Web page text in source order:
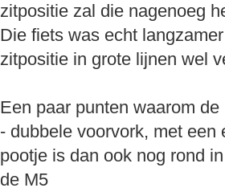
zitpositie zal die nagenoeg
Die fiets was echt
zitpositie in grote lijnen wel
Een paar punten waarom
- dubbele voorvork, met
pootje is dan ook nog rond
de M5